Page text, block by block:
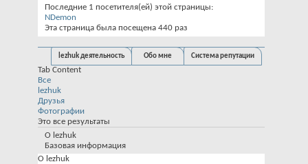
Последние 1 посетителя(ей) этой страницы:
NDemon
Эта страница была посещена 440 раз
lezhuk деятельность Обо мне Система репутации
Tab Content
Все
lezhuk
Друзья
Фотографии
Это все результаты
О lezhuk
Базовая информация
О lezhuk